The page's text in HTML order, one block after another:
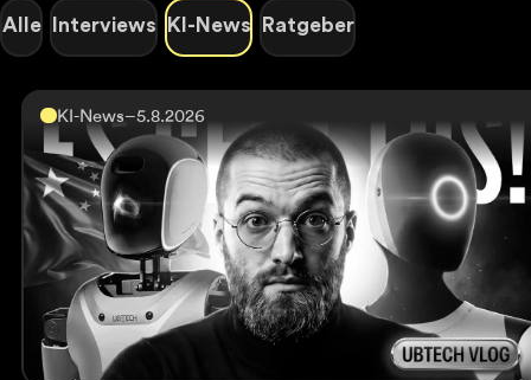
Alle Interviews KI-News Ratgeber
KI-News–5.8.2026